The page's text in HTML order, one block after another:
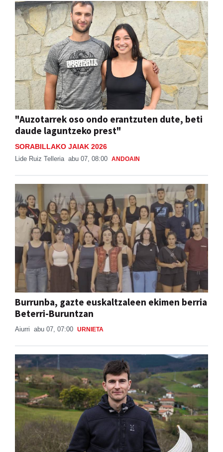
"Auzotarrek oso ondo erantzuten dute, beti
daude laguntzeko prest"
SORABILLAKO JAIAK 2026
Lide Ruiz Telleria abu 07, 08:00 ANDOAIN
Burrunba, gazte euskaltzaleen ekimen berria
Beterri-Buruntzan
Aiurri abu 07, 07:00 URNIETA